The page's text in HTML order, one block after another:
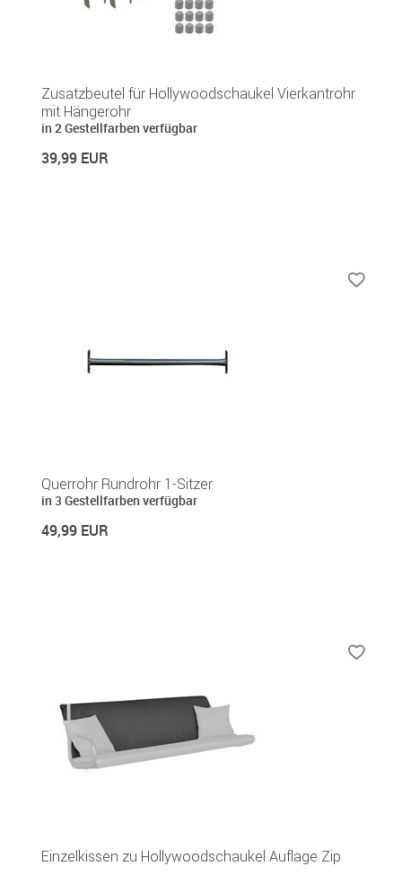
Zusatzbeutel für Hollywoodschaukel Vierkantrohr
mit Hängerohr
in 2 Gestellfarben verfügbar
39,99 EUR
Querrohr Rundrohr 1-Sitzer
in 3 Gestellfarben verfügbar
49,99 EUR
Einzelkissen zu Hollywoodschaukel Auflage Zip